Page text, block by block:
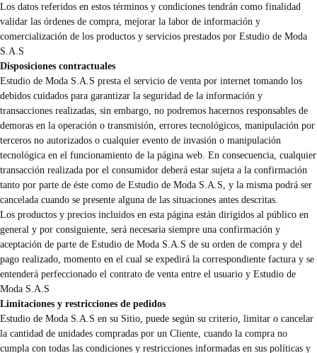
Los datos referidos en estos términos y condiciones tendrán como finalidad
validar las órdenes de compra, mejorar la labor de información y
comercialización de los productos y servicios prestados por Estudio de Moda
S.A.S
Disposiciones contractuales
Estudio de Moda S.A.S presta el servicio de venta por internet tomando los
debidos cuidados para garantizar la seguridad de la información y
transacciones realizadas, sin embargo, no podremos hacernos responsables de
demoras en la operación o transmisión, errores tecnológicos, manipulación por
terceros no autorizados o cualquier evento de invasión o manipulación
tecnológica en el funcionamiento de la página web. En consecuencia, cualquier
transacción realizada por el consumidor deberá estar sujeta a la confirmación
tanto por parte de éste como de Estudio de Moda S.A.S, y la misma podrá ser
cancelada cuando se presente alguna de las situaciones antes descritas.
Los productos y precios incluidos en esta página están dirigidos al público en
general y por consiguiente, será necesaria siempre una confirmación y
aceptación de parte de Estudio de Moda S.A.S de su orden de compra y del
pago realizado, momento en el cual se expedirá la correspondiente factura y se
entenderá perfeccionado el contrato de venta entre el usuario y Estudio de
Moda S.A.S
Limitaciones y restricciones de pedidos
Estudio de Moda S.A.S en su Sitio, puede según su criterio, limitar o cancelar
la cantidad de unidades compradas por un Cliente, cuando la compra no
cumpla con todas las condiciones y restricciones informadas en sus políticas y